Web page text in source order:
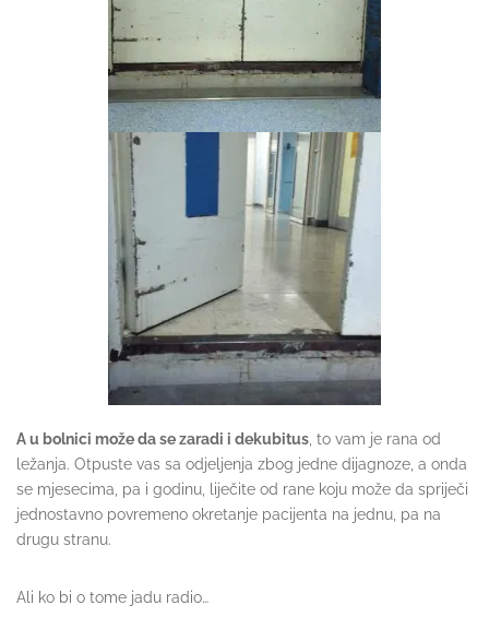
A u bolnici može da se zaradi i dekubitus , to vam je rana od
ležanja. Otpuste vas sa odjeljenja zbog jedne dijagnoze, a onda
se mjesecima, pa i godinu, liječite od rane koju može da spriječi
jednostavno povremeno okretanje pacijenta na jednu, pa na
drugu stranu.
Ali ko bi o tome jadu radio…